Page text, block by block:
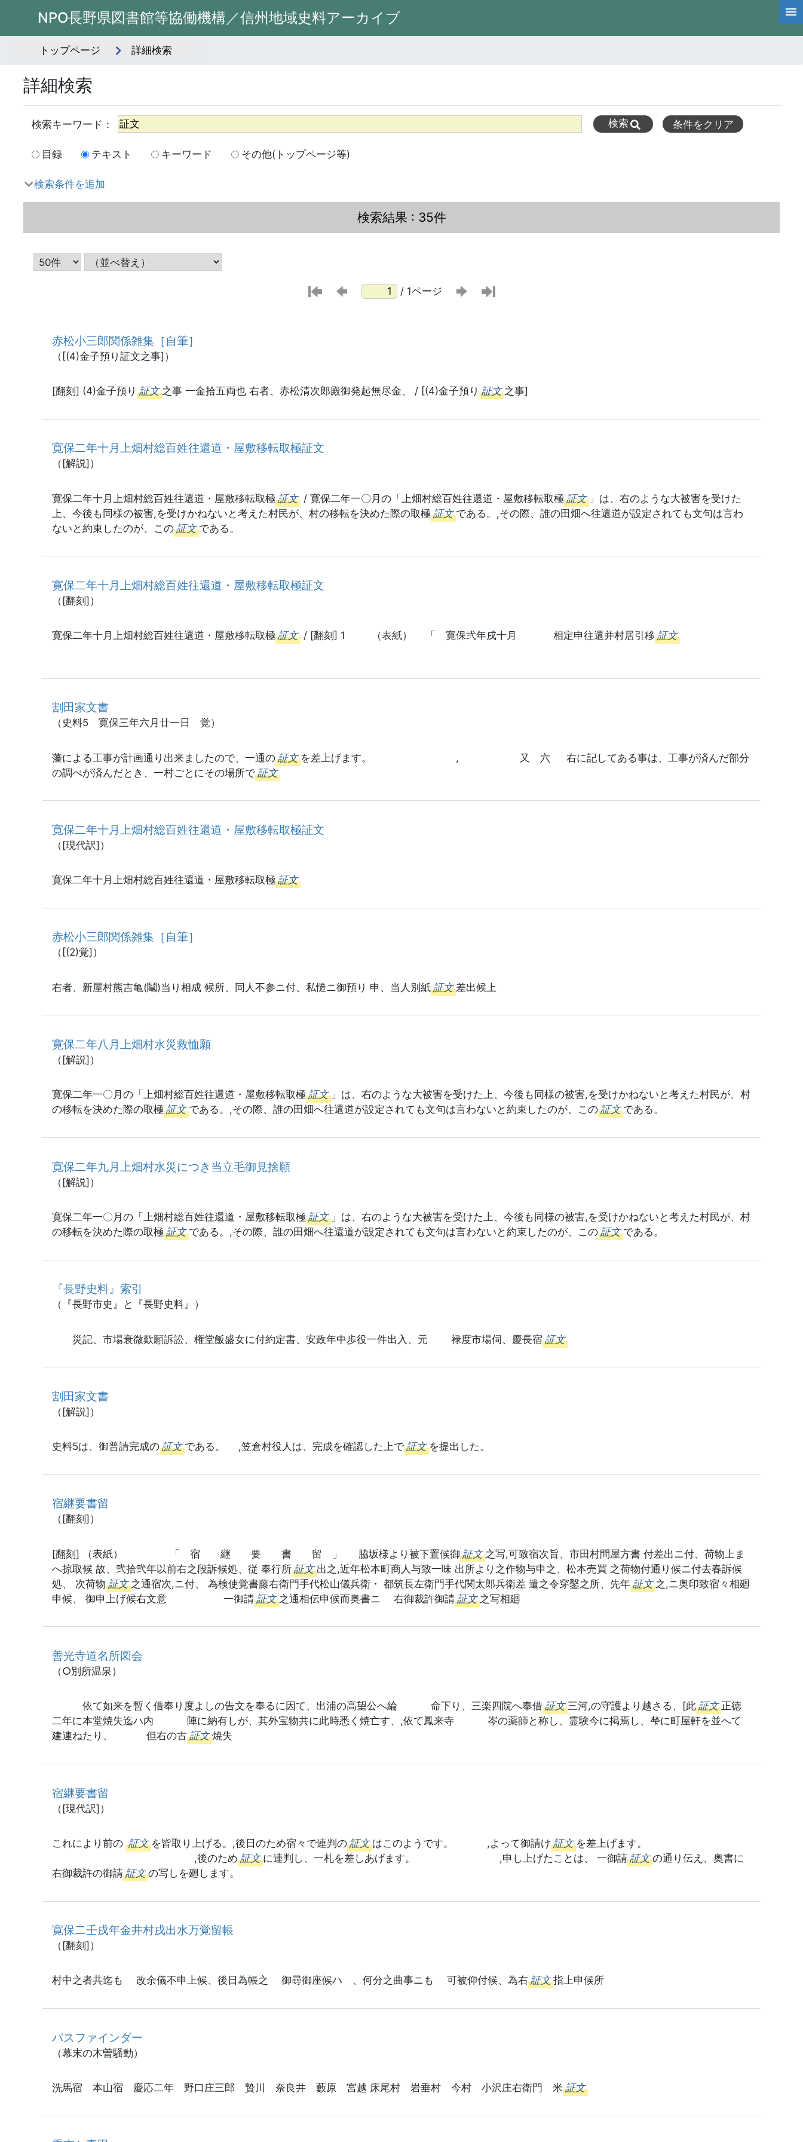
NPO長野県図書館等協働機構／信州地域史料アーカイブ
トップページ 詳細検索
詳細検索
目録 テキスト キーワード その他(トップページ等)
検索条件を追加
検索結果 : 35件
/ 1ページ
赤松小三郎関係雑集［自筆］
（[(4)金子預り証文之事]）
[翻刻] (4)金子預り 証文 之事 一金拾五両也 右者、赤松清次郎殿御発起無尽金、 / [(4)金子預り 証文 之事]
寛保二年十月上畑村総百姓往還道・屋敷移転取極証文
（[解説]）
寛保二年十月上畑村総百姓往還道・屋敷移転取極 証文 / 寛保二年一〇月の「上畑村総百姓往還道・屋敷移転取極 証文 」は、右のような大被害を受けた
上、今後も同様の被害,を受けかねないと考えた村民が、村の移転を決めた際の取極 証文 である。,その際、誰の田畑へ往還道が設定されても文句は言わ
ないと約束したのが、この 証文 である。
寛保二年十月上畑村総百姓往還道・屋敷移転取極証文
（[翻刻]）
寛保二年十月上畑村総百姓往還道・屋敷移転取極 証文 / [翻刻] 1 （表紙） 「 寛保弐年戌十月 相定申往還并村居引移 証文
割田家文書
（史料5 寛保三年六月廿一日 覚）
藩による工事が計画通り出来ましたので、一通の 証文 を差上げます。 , 又 六 右に記してある事は、工事が済んだ部分
の調べが済んだとき、一村ごとにその場所で 証文
寛保二年十月上畑村総百姓往還道・屋敷移転取極証文
（[現代訳]）
寛保二年十月上畑村総百姓往還道・屋敷移転取極 証文
赤松小三郎関係雑集［自筆］
（[(2)覚]）
右者、新屋村熊吉亀(鬮)当り相成 候所、同人不参ニ付、私慥ニ御預り 申、当人別紙 証文 差出候上
寛保二年八月上畑村水災救恤願
（[解説]）
寛保二年一〇月の「上畑村総百姓往還道・屋敷移転取極 証文 」は、右のような大被害を受けた上、今後も同様の被害,を受けかねないと考えた村民が、村
の移転を決めた際の取極 証文 である。,その際、誰の田畑へ往還道が設定されても文句は言わないと約束したのが、この 証文 である。
寛保二年九月上畑村水災につき当立毛御見捨願
（[解説]）
寛保二年一〇月の「上畑村総百姓往還道・屋敷移転取極 証文 」は、右のような大被害を受けた上、今後も同様の被害,を受けかねないと考えた村民が、村
の移転を決めた際の取極 証文 である。,その際、誰の田畑へ往還道が設定されても文句は言わないと約束したのが、この 証文 である。
『長野史料』索引
（『長野市史』と『長野史料』）
災記、市場衰微歎願訴訟、権堂飯盛女に付約定書、安政年中歩役一件出入、元 禄度市場伺、慶長宿 証文
割田家文書
（[解説]）
史料5は、御普請完成の 証文 である。 ,笠倉村役人は、完成を確認した上で 証文 を提出した。
宿継要書留
（[翻刻]）
[翻刻] （表紙） 「 宿 継 要 書 留 」 脇坂様より被下置候御 証文 之写,可致宿次旨、市田村問屋方書 付差出ニ付、荷物上ま
へ掠取候 故、弐拾弐年以前右之段訴候処、従 奉行所 証文 出之,近年松本町商人与致一味 出所より之作物与申之、松本売買 之荷物付通り候ニ付去春訴候
処、 次荷物 証文 之通宿次,ニ付、 為検使覚書藤右衛門手代松山儀兵衛・ 都筑長左衛門手代関太郎兵衛差 遣之令穿鑿之所、先年 証文 之,ニ奥印致宿々相廻
申候、 御申上げ候右文意 一御請 証文 之通相伝申候而奥書ニ 右御裁許御請 証文 之写相廻
善光寺道名所図会
（○別所温泉）
依て如来を暫く借奉り度よしの告文を奉るに因て、出浦の高望公へ綸 命下り、三楽四院へ奉借 証文 三河,の守護より越さる、[此 証文 正徳
二年に本堂焼失迄ハ内 陣に納有しが、其外宝物共に此時悉く焼亡す、,依て鳳来寺 岑の薬師と称し、霊験今に掲焉し、梺に町屋軒を並へて
建連ねたり、 但右の古 証文 焼失
宿継要書留
（[現代訳]）
これにより前の 証文 を皆取り上げる。,後日のため宿々で連判の 証文 はこのようです。 ,よって御請け 証文 を差上げます。
,後のため 証文 に連判し、一札を差しあげます。 ,申し上げたことは、 一御請 証文 の通り伝え、奥書に
右御裁許の御請 証文 の写しを廻します。
寛保二壬戌年金井村戌出水万覚留帳
（[翻刻]）
村中之者共迄も 改余儀不申上候、後日為帳之 御尋御座候ハゝ、何分之曲事ニも 可被仰付候、為右 証文 指上申候所
パスファインダー
（幕末の木曽騒動）
洗馬宿 本山宿 慶応二年 野口庄三郎 贄川 奈良井 藪原 宮越 床尾村 岩垂村 今村 小沢庄右衛門 米 証文